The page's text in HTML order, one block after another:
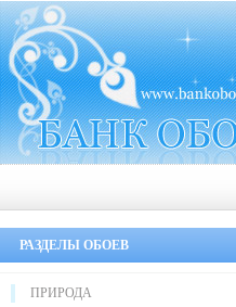
РАЗДЕЛЫ ОБОЕВ
ПРИРОДА